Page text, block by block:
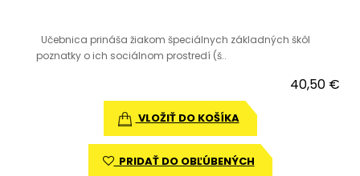
Učebnica prináša žiakom špeciálnych základných škôl
poznatky o ich sociálnom prostredí (š..
40,50 €
VLOŽIŤ DO KOŠÍKA
PRIDAŤ DO OBĽÚBENÝCH